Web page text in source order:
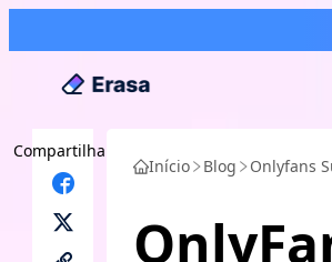
Compartilhar
Início Blog Onlyfans